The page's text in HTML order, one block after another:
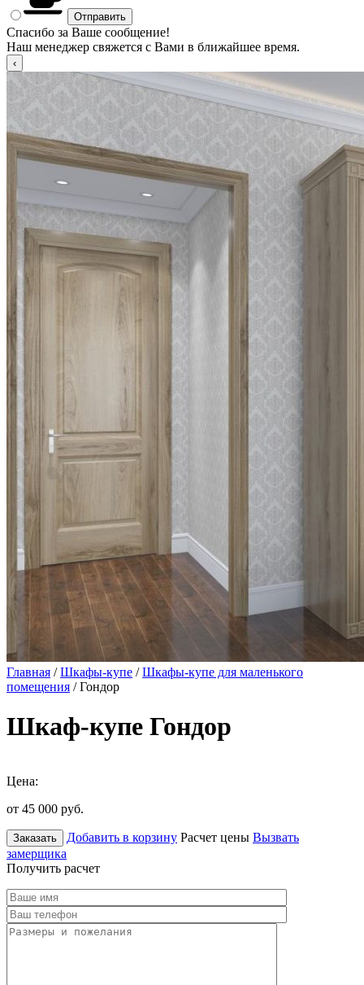
Спасибо за Ваше сообщение!
Наш менеджер свяжется с Вами в ближайшее время.
Главная /Шкафы-купе /Шкафы-купе для маленького
помещения / Гондор
Шкаф-купе Гондор
Цена:
от 45 000 руб.
Заказать Добавить в корзину Расчет цены Вызвать
замерщика
Получить расчет